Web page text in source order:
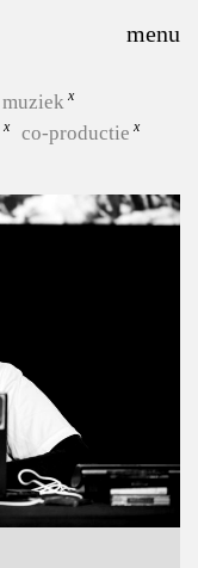
muziek
co-productie